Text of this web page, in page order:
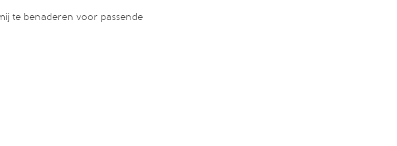
te benaderen voor passende